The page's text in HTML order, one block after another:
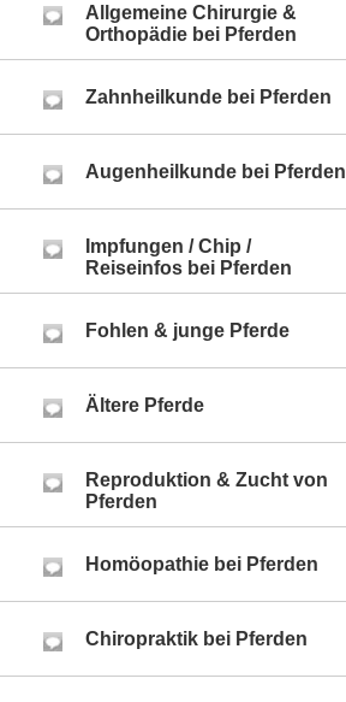
Allgemeine Chirurgie &
Orthopädie bei Pferden
Zahnheilkunde bei Pferden
Augenheilkunde bei Pferden
Impfungen / Chip /
Reiseinfos bei Pferden
Fohlen & junge Pferde
Ältere Pferde
Reproduktion & Zucht von
Pferden
Homöopathie bei Pferden
Chiropraktik bei Pferden